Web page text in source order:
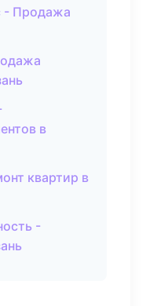
- Продажа
в
квартир в
-